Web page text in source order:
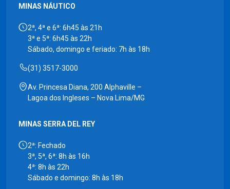
MINAS NÁUTICO
2ª, 4ª e 6ª: 6h45 às 21h
3ª e 5ª: 6h45 às 22h
Sábado, domingo e feriado: 7h às 18h
(31) 3517-3000
Av. Princesa Diana, 200 Alphaville –
Lagoa dos Ingleses – Nova Lima/MG
MINAS SERRA DEL REY
2ª: Fechado
3ª, 5ª, 6ª: 8h às 16h
4ª: 8h às 22h
Sábado e domingo: 8h às 18h